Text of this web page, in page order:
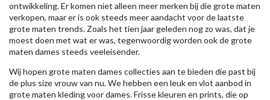
ontwikkeling. Er komen niet alleen meer merken bij die grote maten
verkopen, maar er is ook steeds meer aandacht voor de laatste
grote maten trends. Zoals het tien jaar geleden nog zo was, dat je
moest doen met wat er was, tegenwoordig worden ook de grote
maten dames steeds veeleisender.
Wij hopen grote maten dames collecties aan te bieden die past bij
de plus size vrouw van nu. We hebben een leuk en vlot aanbod in
grote maten kleding voor dames. Frisse kleuren en prints, die op